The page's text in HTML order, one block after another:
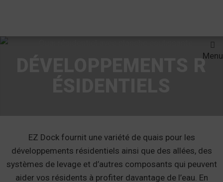
Menu
DÉVELOPPEMENTS R
EZ Dock fournit une variété de quais pour les
développements résidentiels ainsi que des allées, des
systèmes de levage et d’autres composants qui peuvent
aider vos résidents à profiter davantage de l’eau. En